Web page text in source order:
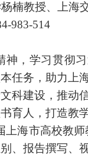
杨楠教授、上海
983-514
，学习贯彻
任务，助力上
科建设，推动
育人，打造教
上海市高校教
、报告撰写、